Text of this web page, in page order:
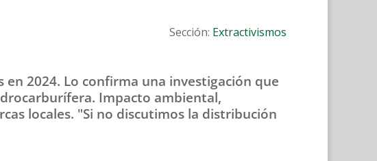
Sección: Extractivismos
2024. Lo confirma una investigación que
Impacto ambiental,
locales. "Si no discutimos la distribución